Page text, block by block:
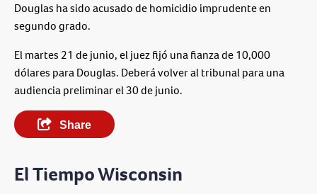
Douglas ha sido acusado de homicidio imprudente en
segundo grado.
El martes 21 de junio, el juez fijó una fianza de 10,000
dólares para Douglas. Deberá volver al tribunal para una
audiencia preliminar el 30 de junio.
Share
El Tiempo Wisconsin